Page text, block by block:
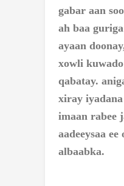
gabar aan
ah baa
ayaan
xowli
qabatay.
xiray iyadana
imaan rabee
aadeeysaa
albaabka.